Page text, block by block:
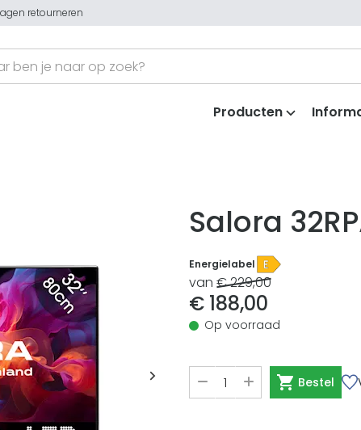
retourneren
Producten
Salora
Energielabel
van € 229,00
€ 188,00
Op voorraad
Bestel